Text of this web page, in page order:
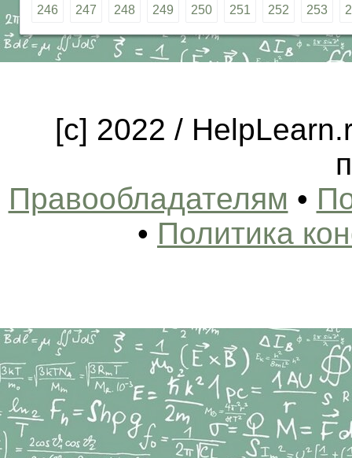
246 247 248 249 250 251 252 253
[c] 2022 /
Правообладателям •
• Политика